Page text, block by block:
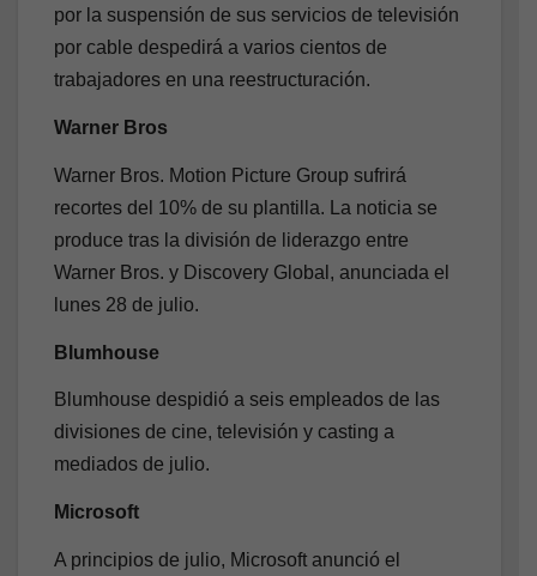
por la suspensión de sus servicios de televisión
por cable despedirá a varios cientos de
trabajadores en una reestructuración.
Warner Bros
Warner Bros. Motion Picture Group sufrirá
recortes del 10% de su plantilla. La noticia se
produce tras la división de liderazgo entre
Warner Bros. y Discovery Global, anunciada el
lunes 28 de julio.
Blumhouse
Blumhouse despidió a seis empleados de las
divisiones de cine, televisión y casting a
mediados de julio.
Microsoft
A principios de julio, Microsoft anunció el